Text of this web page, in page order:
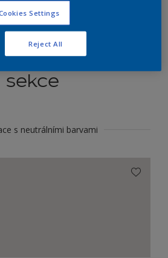
barevné
sekce
s neutrálními barvami
Settings
Reject All